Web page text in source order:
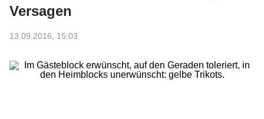
Versagen
13.09.2016, 15:03